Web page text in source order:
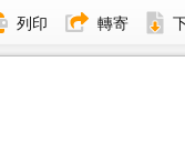
列印 轉寄